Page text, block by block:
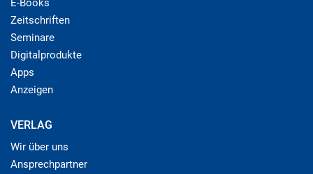
E-Books
Zeitschriften
Seminare
Digitalprodukte
Apps
Anzeigen
VERLAG
Wir über uns
Ansprechpartner